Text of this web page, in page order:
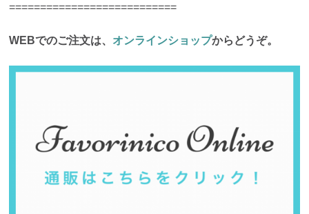
===========================
WEBでのご注文は、 オンラインショップからどうぞ。